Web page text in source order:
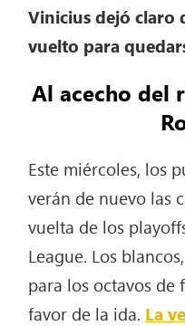
Vinicius dejó claro
vuelto para
Al acecho del
Este miércoles, los
verán de nuevo las
vuelta de los
League. Los
para los octavos de
favor de la ida. La